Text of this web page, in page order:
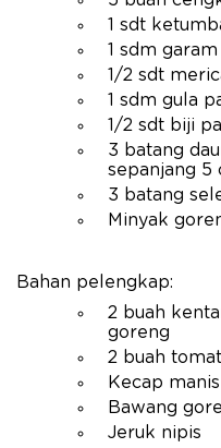
1 sdt
1 sdm garam
1/2 sdt
1 sdm gula
1/2 sdt biji
3 batang
sepanjang 5
3 batang
Minyak
Bahan pelengkap:
2 buah
goreng
2 buah
Kecap manis
Bawang
Jeruk nipis